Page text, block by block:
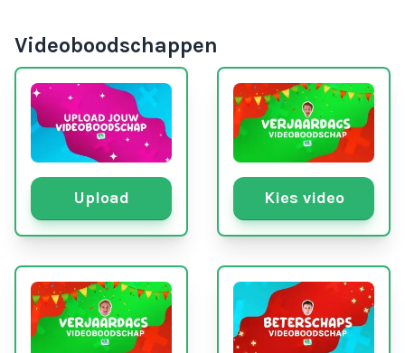
Videoboodschappen
Upload Kies video